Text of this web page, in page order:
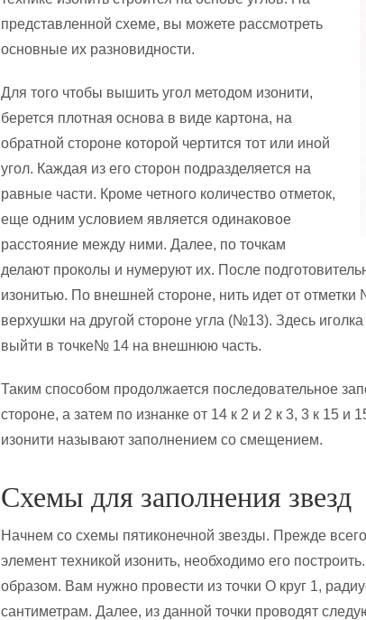
представленной схеме, вы можете рассмотреть
основные их разновидности.
Для того чтобы вышить угол методом изонити,
берется плотная основа в виде картона, на
обратной стороне которой чертится тот или иной
угол. Каждая из его сторон подразделяется на
равные части. Кроме четного количество отметок,
еще одним условием является одинаковое
расстояние между ними. Далее, по точкам
делают проколы и нумеруют их. После
изонитью. По внешней стороне, нить идет от
верхушки на другой стороне угла (№13). Здесь
выйти в точке№ 14 на внешнюю часть.
Таким способом продолжается последовательное
стороне, а затем по изнанке от 14 к 2 и 2 к 3, 3 к 15 и
изонити называют заполнением со смещением.
Схемы для заполнения звезд
Начнем со схемы пятиконечной звезды. Прежде
элемент техникой изонить, необходимо его
образом. Вам нужно провести из точки О круг 1,
сантиметрам. Далее, из данной точки проводят